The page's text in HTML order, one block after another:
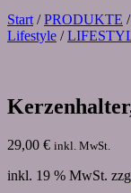
Start /PRODUKTE /
Lifestyle /
29,00 € inkl. MwSt.
inkl. 19 % MwSt.